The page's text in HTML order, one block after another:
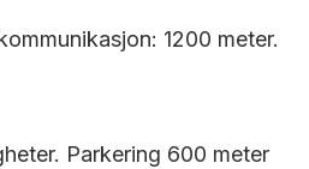
1200 meter.
Parkering 600 meter